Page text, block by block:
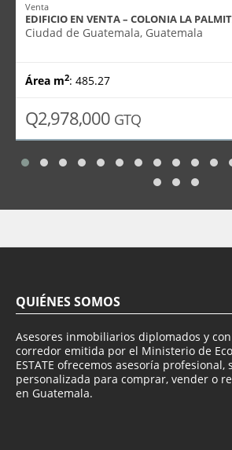
Venta
EDIFICIO EN VENTA – COLONIA LA
Ciudad de Guatemala, Guatemala
Área m2: 485.27
Q2,978,000 GTQ
QUIÉNES SOMOS
Asesores inmobiliarios diplomados y
corredor emitida por el Ministerio de
ESTATE ofrecemos asesoría profesional,
personalizada para comprar, vender o
en Guatemala.